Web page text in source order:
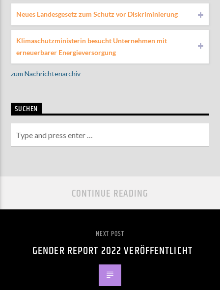
Neues Landesgesetz zum Schutz vor Diskriminierung
Klimaschutzministerin besucht Unternehmen mit
erneuerbarer Energieversorgung
zum Nachrichtenarchiv
SUCHEN
CONTINUE READING
NEXT POST
GENDER REPORT 2022 VERÖFFENTLICHT